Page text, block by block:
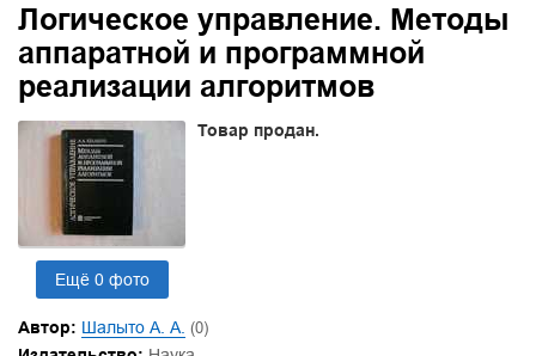
Логическое управление. Методы
аппаратной и программной
реализации алгоритмов
Ещё 0 фото
Товар продан.
Автор: Шалыто А. А. (0)